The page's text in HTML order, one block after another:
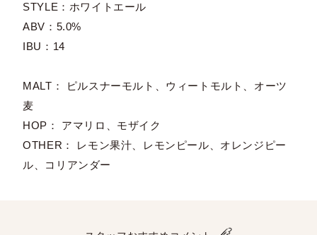
STYLE：ホワイトエール
ABV：5.0%
IBU：14
MALT： ピルスナーモルト、ウィートモルト、オーツ
麦
HOP： アマリロ、モザイク
OTHER： レモン果汁、レモンピール、オレンジピー
ル、コリアンダー